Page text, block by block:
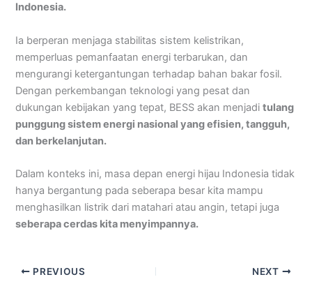
Indonesia.
Ia berperan menjaga stabilitas sistem kelistrikan,
memperluas pemanfaatan energi terbarukan, dan
mengurangi ketergantungan terhadap bahan bakar fosil.
Dengan perkembangan teknologi yang pesat dan
dukungan kebijakan yang tepat, BESS akan menjaditulang
punggung sistem energi nasional yang efisien, tangguh,
dan berkelanjutan.
Dalam konteks ini, masa depan energi hijau Indonesia tidak
hanya bergantung pada seberapa besar kita mampu
menghasilkan listrik dari matahari atau angin, tetapi juga
seberapa cerdas kita menyimpannya.
PREVIOUS NEXT